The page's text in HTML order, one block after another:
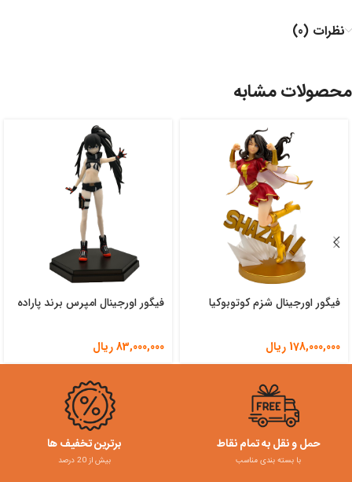
نظرات (0)
محصولات مشابه
فیگور اورجینال شزم کوتوبوکیا
178,000,000 ریال
فیگور اورجینال امپرس برند پاراده
83,000,000ریال
حمل و نقل به تمام نقاط
با بسته بندی مناسب
برترین تخفیف ها
بیش از 20 درصد